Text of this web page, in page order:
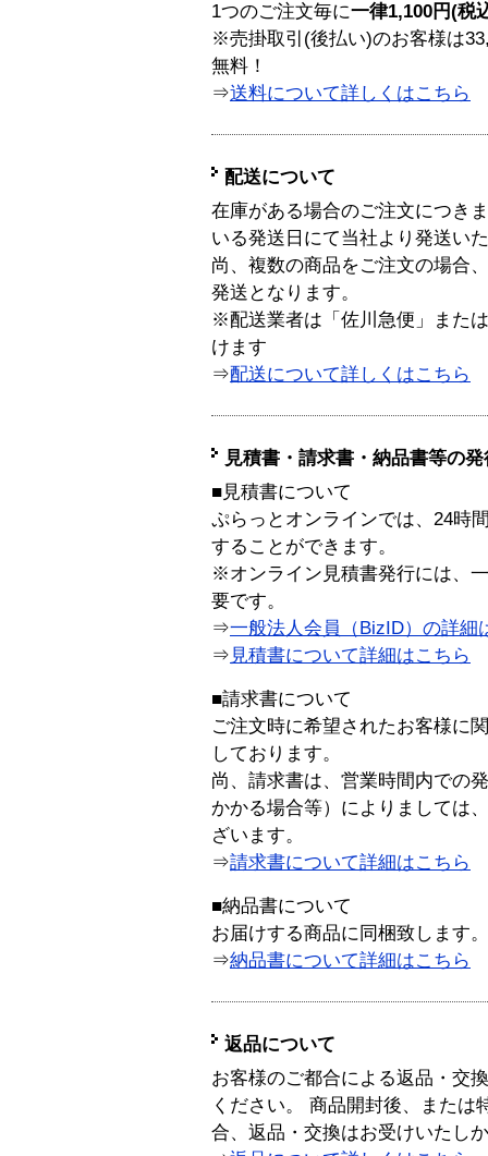
1つのご注文毎に一律1,100円(税
※売掛取引(後払い)のお客様は
無料！
⇒送料について詳しくはこちら
配送について
在庫がある場合のご注文につき
いる発送日にて当社より発送い
尚、複数の商品をご注文の場合
発送となります。
※配送業者は「佐川急便」また
けます
⇒配送について詳しくはこちら
見積書・請求書・納品書等の
■見積書について
ぷらっとオンラインでは、24時
することができます。
※オンライン見積書発行には、
要です。
⇒一般法人会員（BizID）の詳細
⇒ 見積書について詳細はこちら
■請求書について
ご注文時に希望されたお客様に
しております。
尚、請求書は、営業時間内での
かかる場合等）によりましては
ざいます。
⇒請求書について詳細はこちら
■納品書について
お届けする商品に同梱致します。
⇒納品書について詳細はこちら
返品について
お客様のご都合による返品・交
ください。 商品開封後、または
合、返品・交換はお受けいたし